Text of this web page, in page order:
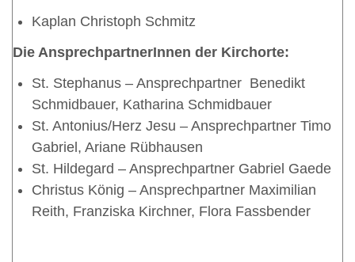
Kaplan Christoph Schmitz
Die AnsprechpartnerInnen der Kirchorte:
St. Stephanus – Ansprechpartner Benedikt
Schmidbauer, Katharina Schmidbauer
St. Antonius/Herz Jesu – Ansprechpartner Timo
Gabriel, Ariane Rübhausen
St. Hildegard – Ansprechpartner Gabriel Gaede
Christus König – Ansprechpartner Maximilian
Reith, Franziska Kirchner, Flora Fassbender